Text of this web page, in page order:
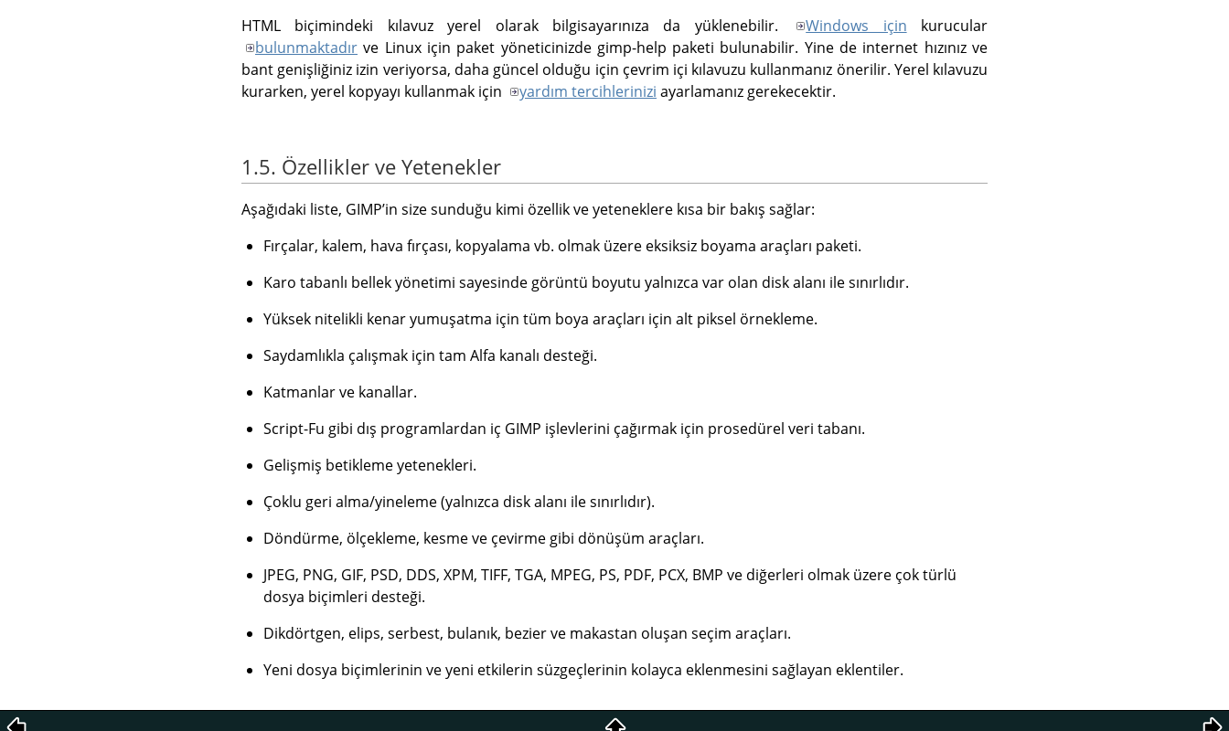
HTML biçimindeki kılavuz yerel olarak bilgisayarınıza da yüklenebilir.
Windows için kurucular
bulunmaktadır ve Linux için paket yöneticinizde gimp-help paketi bulunabilir. Yine de internet hızınız ve
bant genişliğiniz izin veriyorsa, daha güncel olduğu için çevrim içi kılavuzu kullanmanız önerilir. Yerel kılavuzu
kurarken, yerel kopyayı kullanmak için
yardım tercihlerinizi ayarlamanız gerekecektir.
1.5. Özellikler ve Yetenekler
Aşağıdaki liste, GIMPʼin size sunduğu kimi özellik ve yeteneklere kısa bir bakış sağlar:
Fırçalar, kalem, hava fırçası, kopyalama vb. olmak üzere eksiksiz boyama araçları paketi.
Karo tabanlı bellek yönetimi sayesinde görüntü boyutu yalnızca var olan disk alanı ile sınırlıdır.
Yüksek nitelikli kenar yumuşatma için tüm boya araçları için alt piksel örnekleme.
Saydamlıkla çalışmak için tam Alfa kanalı desteği.
Katmanlar ve kanallar.
Script-Fu gibi dış programlardan iç GIMP işlevlerini çağırmak için prosedürel veri tabanı.
Gelişmiş betikleme yetenekleri.
Çoklu geri alma/yineleme (yalnızca disk alanı ile sınırlıdır).
Döndürme, ölçekleme, kesme ve çevirme gibi dönüşüm araçları.
JPEG, PNG, GIF, PSD, DDS, XPM, TIFF, TGA, MPEG, PS, PDF, PCX, BMP ve diğerleri olmak üzere çok türlü
dosya biçimleri desteği.
Dikdörtgen, elips, serbest, bulanık, bezier ve makastan oluşan seçim araçları.
Yeni dosya biçimlerinin ve yeni etkilerin süzgeçlerinin kolayca eklenmesini sağlayan eklentiler.